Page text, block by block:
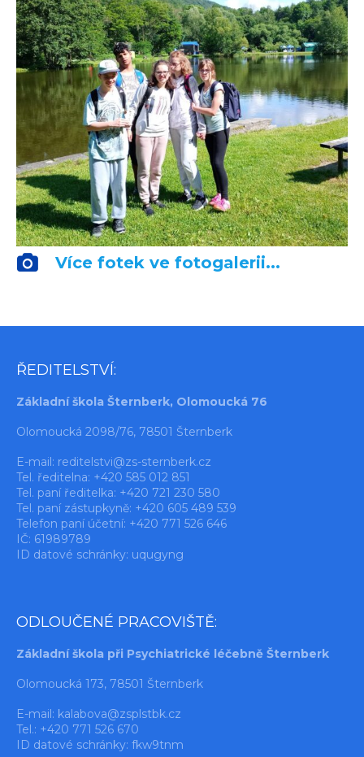
Více fotek ve fotogalerii...
ŘEDITELSTVÍ:
Základní škola Šternberk, Olomoucká 76
Olomoucká 2098/76, 78501 Šternberk
E-mail: reditelstvi@zs-sternberk.cz
Tel. ředitelna: +420 585 012 851
Tel. paní ředitelka: +420 721 230 580
Tel. paní zástupkyně: +420 605 489 539
Telefon paní účetní: +420 771 526 646
IČ: 61989789
ID datové schránky: uqugyng
ODLOUČENÉ PRACOVIŠTĚ:
Základní škola při Psychiatrické léčebně Šternberk
Olomoucká 173, 78501 Šternberk
E-mail: kalabova@zsplstbk.cz
Tel.: +420 771 526 670
ID datové schránky: fkw9tnm